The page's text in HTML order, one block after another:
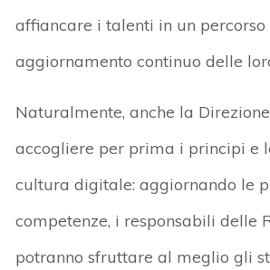
affiancare i talenti in un
aggiornamento continuo delle
Naturalmente, anche la
accogliere per prima i principi e
cultura digitale: aggiornando le
competenze, i responsabili delle
potranno sfruttare al meglio gli